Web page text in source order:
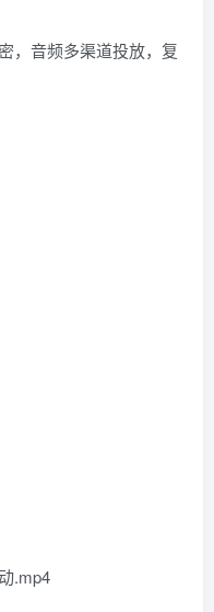
，音频多渠道投放，复
.mp4